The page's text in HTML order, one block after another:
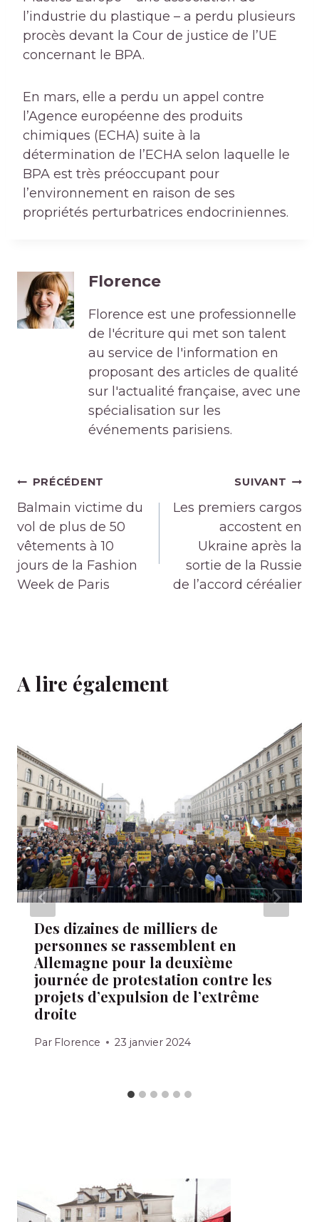
l’industrie du plastique – a perdu plusieurs
procès devant la Cour de justice de l’UE
concernant le BPA.
En mars, elle a perdu un appel contre
l’Agence européenne des produits
chimiques (ECHA) suite à la
détermination de l’ECHA selon laquelle le
BPA est très préoccupant pour
l’environnement en raison de ses
propriétés perturbatrices endocriniennes.
Florence
Florence est une professionnelle
de l'écriture qui met son talent
au service de l'information en
proposant des articles de qualité
sur l'actualité française, avec une
spécialisation sur les
événements parisiens.
Navigation
de
l’article
PRÉCÉDENT
Balmain victime du
vol de plus de 50
vêtements à 10
jours de la Fashion
Week de Paris
SUIVANT
Les premiers cargos
accostent en
Ukraine après la
sortie de la Russie
de l’accord céréalier
A lire également
Des dizaines de milliers de
personnes se rassemblent en
Allemagne pour la deuxième
journée de protestation contre les
projets d’expulsion de l’extrême
droite
Par Florence 23 janvier 2024